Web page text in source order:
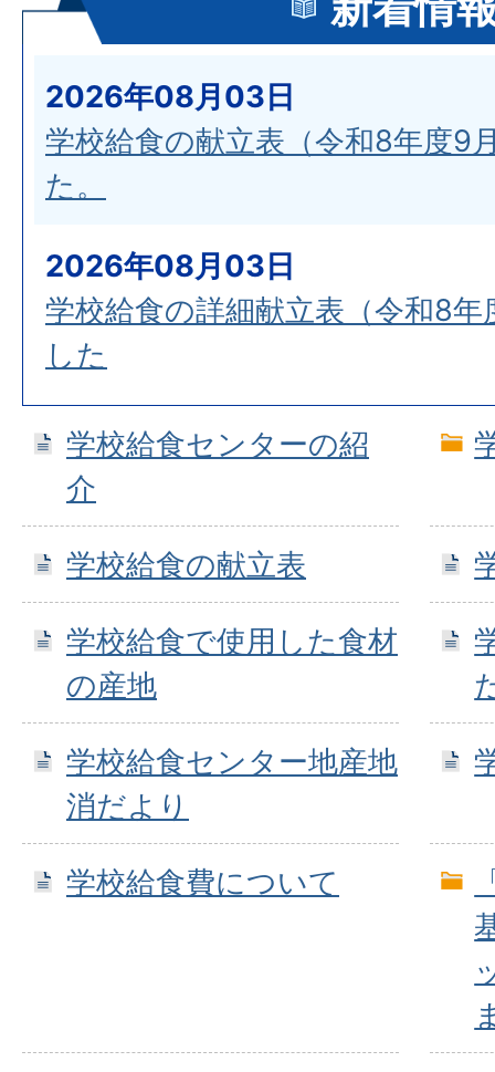
2026年08月03日
学校給食の献立表（令和8年度9
た。
2026年08月03日
学校給食の詳細献立表（令和8
した
学校給食センターの紹
介
学校給食の献立表
学校給食で使用した食材
の産地
学校給食センター地産地
消だより
学校給食費について